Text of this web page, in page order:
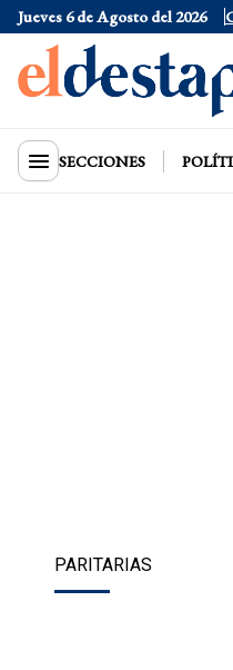
Jueves 6 de Agosto del 2026
Dólar Oficial
SECCIONES
PARITARIAS